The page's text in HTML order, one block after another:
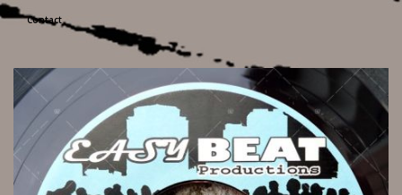
Contact